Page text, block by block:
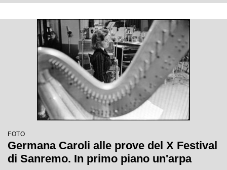
FOTO
Germana Caroli alle prove del X Festival
di Sanremo. In primo piano un'arpa